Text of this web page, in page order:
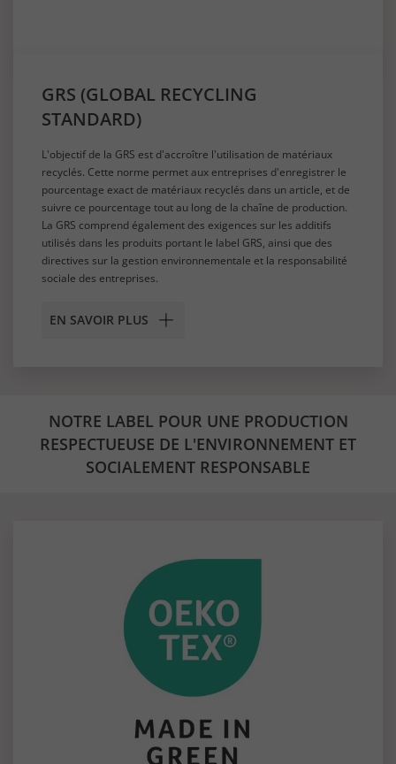
GRS (GLOBAL RECYCLING
STANDARD)
L'objectif de la GRS est d'accroître l'utilisation de matériaux
recyclés. Cette norme permet aux entreprises d'enregistrer le
pourcentage exact de matériaux recyclés dans un article, et de
suivre ce pourcentage tout au long de la chaîne de production.
La GRS comprend également des exigences sur les additifs
utilisés dans les produits portant le label GRS, ainsi que des
directives sur la gestion environnementale et la responsabilité
sociale des entreprises.
EN SAVOIR PLUS
NOTRE LABEL POUR UNE PRODUCTION
RESPECTUEUSE DE L'ENVIRONNEMENT ET
SOCIALEMENT RESPONSABLE